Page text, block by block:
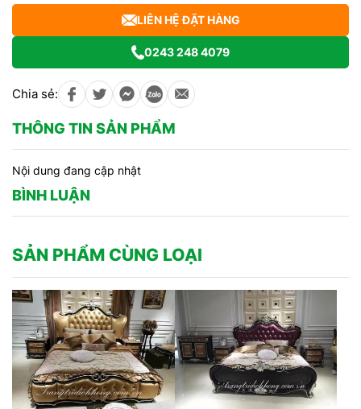
LIÊN HỆ ĐẶT HÀNG
0243 248 4079
Chia sẻ:
THÔNG TIN SẢN PHẨM
Nội dung đang cập nhật
BÌNH LUẬN
SẢN PHẨM CÙNG LOẠI